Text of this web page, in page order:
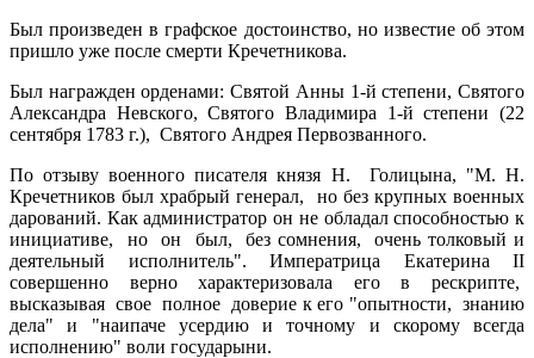
Был произведен в графское достоинство, но известие об этом
пришло уже после смерти Кречетникова.
Был награжден орденами: Святой Анны 1-й степени, Святого
Александра Невского, Святого Владимира 1-й степени (22
сентября 1783 г.), Святого Андрея Первозванного.
По отзыву военного писателя князя Н. Голицына, "М. Н.
Кречетников был храбрый генерал, но без крупных военных
дарований. Как администратор он не обладал способностью к
инициативе, но он был, без сомнения, очень толковый и
деятельный исполнитель". Императрица Екатерина II
совершенно верно характеризовала его в рескрипте,
высказывая свое полное доверие к его "опытности, знанию
дела" и "наипаче усердию и точному и скорому всегда
исполнению" воли государыни.